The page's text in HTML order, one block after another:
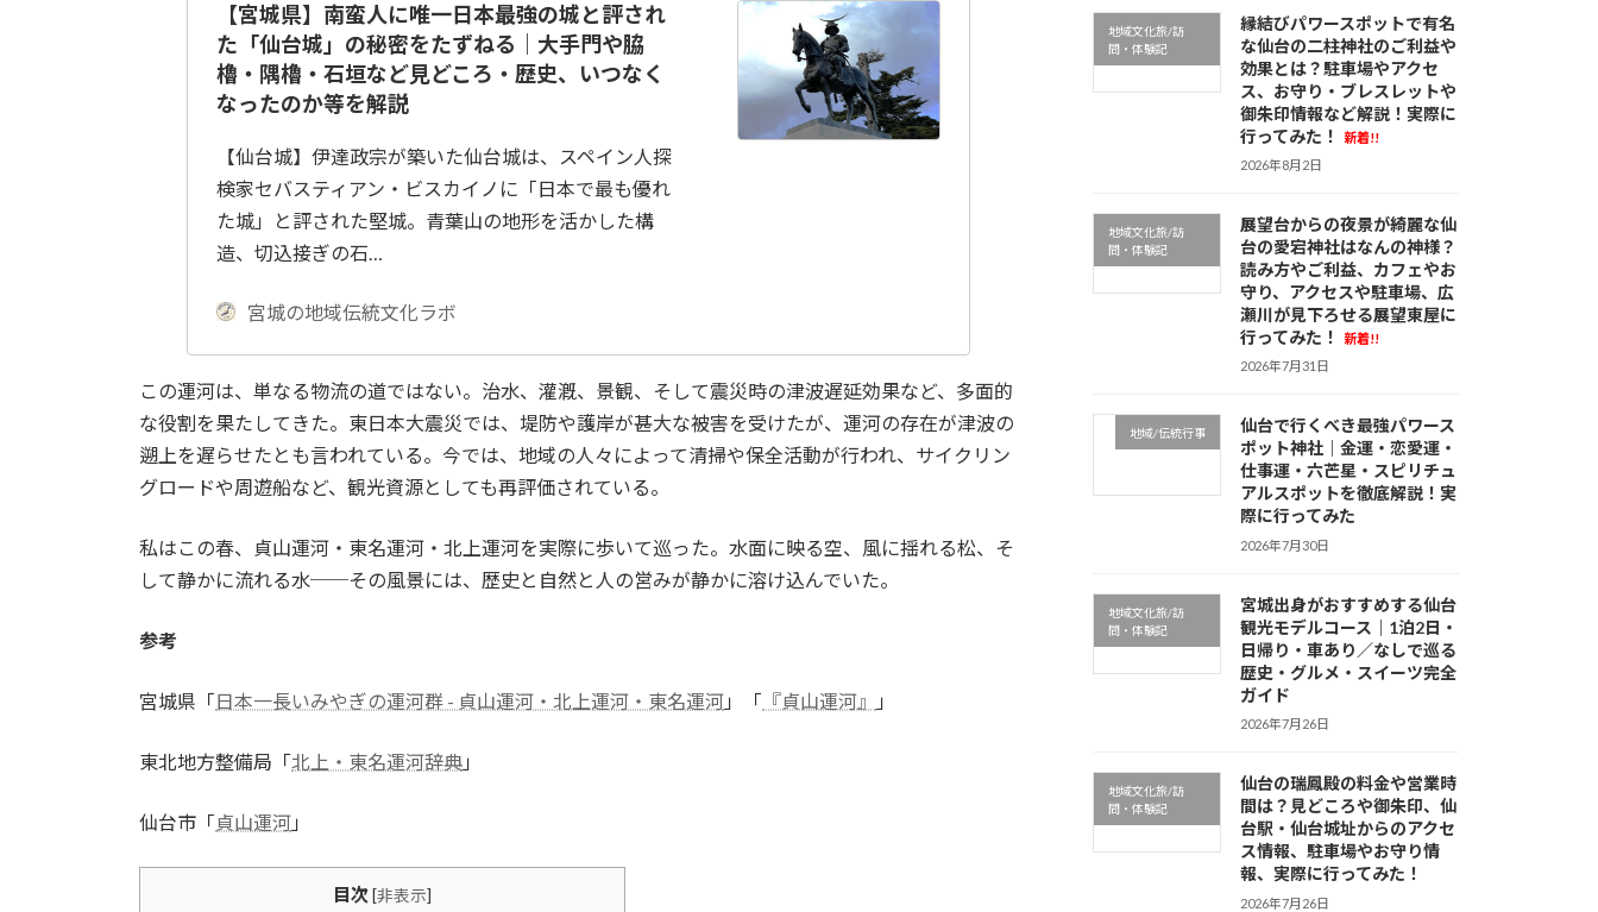
【宮城県】南蛮人に唯一日本最強の城と評され
た「仙台城」の秘密をたずねる｜大手門や脇
櫓・隅櫓・石垣など見どころ・歴史、いつなく
なったのか等を解説
【仙台城】伊達政宗が築いた仙台城は、スペイン人探
検家セバスティアン・ビスカイノに「日本で最も優れ
た城」と評された堅城。青葉山の地形を活かした構
造、切込接ぎの石…
宮城の地域伝統文化ラボ
この運河は、単なる物流の道ではない。治水、灌漑、景観、そして震災時の津波遅延効果など、多面的
な役割を果たしてきた。東日本大震災では、堤防や護岸が甚大な被害を受けたが、運河の存在が津波の
遡上を遅らせたとも言われている。今では、地域の人々によって清掃や保全活動が行われ、サイクリン
グロードや周遊船など、観光資源としても再評価されている。
私はこの春、貞山運河・東名運河・北上運河を実際に歩いて巡った。水面に映る空、風に揺れる松、そ
して静かに流れる水──その風景には、歴史と自然と人の営みが静かに溶け込んでいた。
参考
宮城県「日本一長いみやぎの運河群 - 貞山運河・北上運河・東名運河 」「 『貞山運河』 」
東北地方整備局「北上・東名運河辞典 」
仙台市「貞山運河 」
目次[非表示]
地域文化旅/訪
問・体験記
縁結びパワースポットで有名
な仙台の二柱神社のご利益や
効果とは？駐車場やアクセ
ス、お守り・ブレスレットや
御朱印情報など解説！実際に
行ってみた！
新着!!
2026年8月2日
地域文化旅/訪
問・体験記
展望台からの夜景が綺麗な仙
台の愛宕神社はなんの神様？
読み方やご利益、カフェやお
守り、アクセスや駐車場、広
瀬川が見下ろせる展望東屋に
行ってみた！
新着!!
2026年7月31日
地域/伝統行事
仙台で行くべき最強パワース
ポット神社｜金運・恋愛運・
仕事運・六芒星・スピリチュ
アルスポットを徹底解説！実
際に行ってみた
2026年7月30日
地域文化旅/訪
問・体験記
宮城出身がおすすめする仙台
観光モデルコース｜1泊2日・
日帰り・車あり／なしで巡る
歴史・グルメ・スイーツ完全
ガイド
2026年7月26日
地域文化旅/訪
問・体験記
仙台の瑞鳳殿の料金や営業時
間は？見どころや御朱印、仙
台駅・仙台城址からのアクセ
ス情報、駐車場やお守り情
報、実際に行ってみた！
2026年7月26日